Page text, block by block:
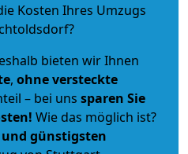
Kosten Ihres Umzugs
bieten wir Ihnen
, ohne versteckte
– bei uns sparen Sie
Wie das möglich ist?
und günstigsten